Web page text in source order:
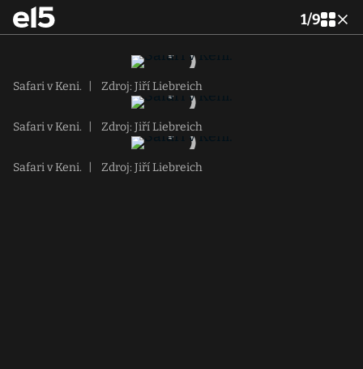
1/9
Safari v Keni. Zdroj: Jiří Liebreich
Safari v Keni. Zdroj: Jiří Liebreich
Safari v Keni. Zdroj: Jiří Liebreich